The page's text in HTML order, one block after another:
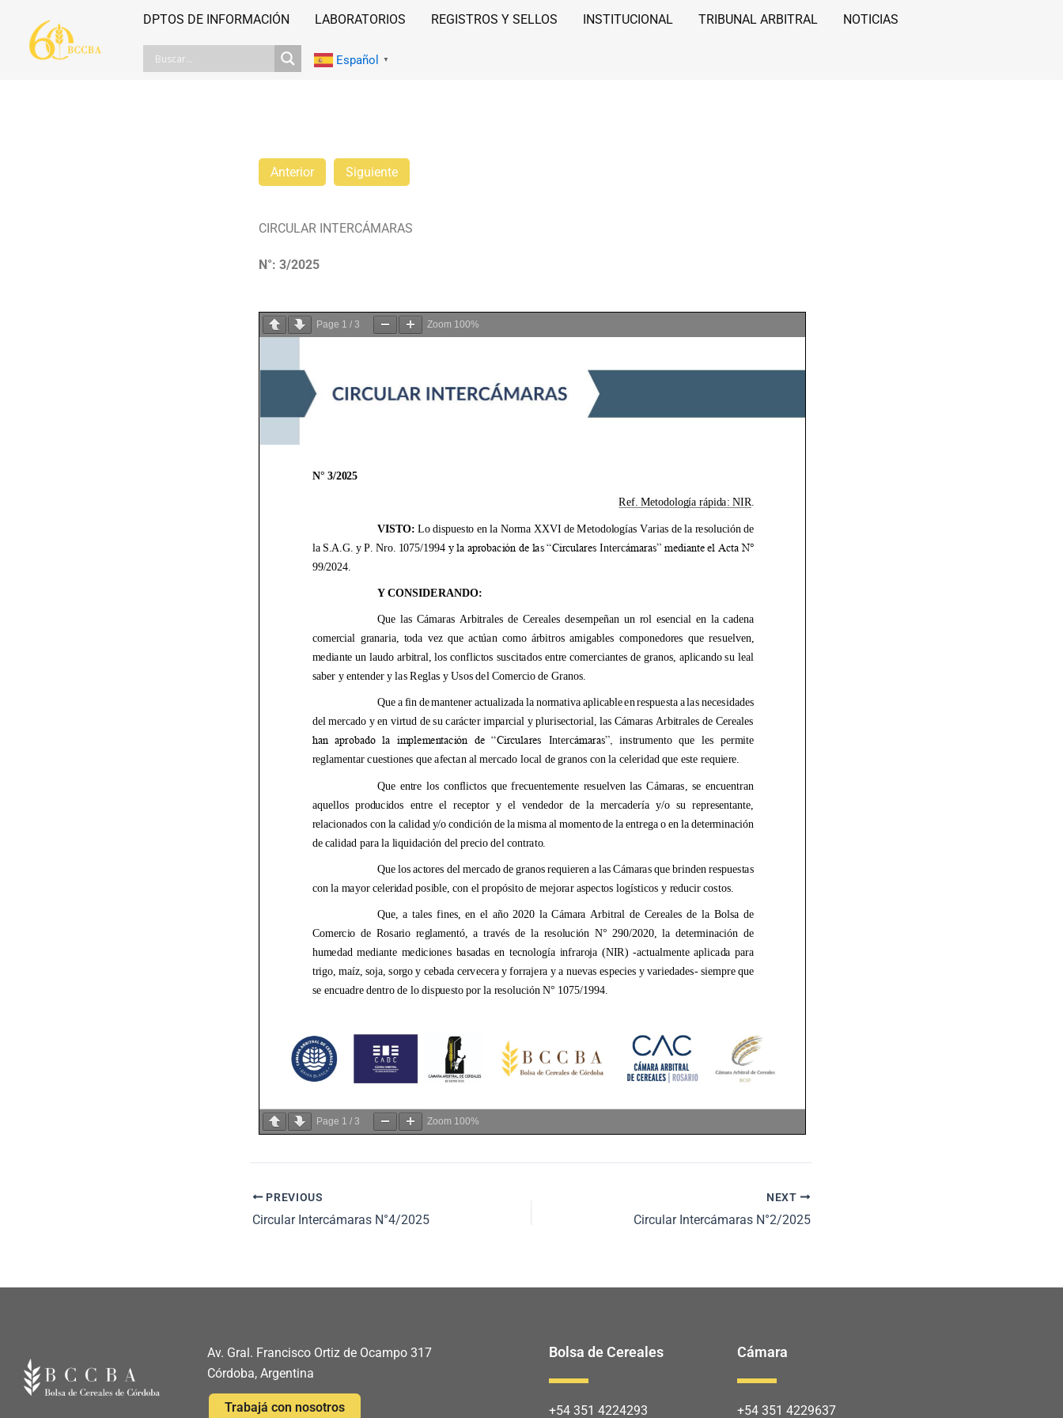
contenido
DPTOS DE INFORMACIÓN LABORATORIOS REGISTROS Y SELLOS INSTITUCIONAL TRIBUNAL ARBITRAL NOTICIAS
Español ▼
Anterior Siguiente
CIRCULAR INTERCÁMARAS
N°: 3/2025
Page 1 / 3 Zoom 100%
Page 1 / 3 Zoom 100%
PREVIOUS
Circular Intercámaras N°4/2025
NEXT
Circular Intercámaras N°2/2025
Av. Gral. Francisco Ortiz de Ocampo 317
Córdoba, Argentina
Trabajá con nosotros
Bolsa de Cereales
+54 351 4224293
Cámara
+54 351 4229637